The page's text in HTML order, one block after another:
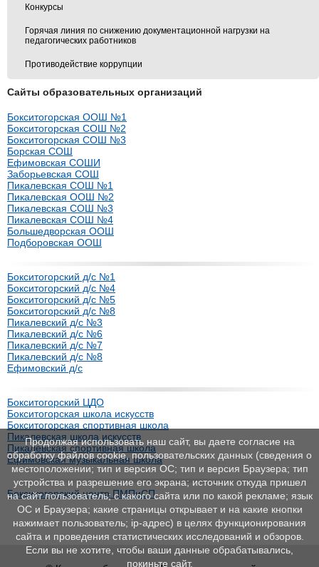
Конкурсы
Горячая линия по снижению документационной нагрузки на
педагогических работников
Противодействие коррупции
Сайты образовательных организаций
Бокситогорская ООШ №1
Бокситогорская СОШ №2
Бокситогорская СОШ №3
Борская СОШ
Ефимовская СОШИ
Заборьевская СОШ
Пикалевская СОШ №1
Пикалевская ООШ №2
Пикалевская СОШ №3
Пикалевская СОШ №4
Большедворская ООШ
Подборовская ООШ
Бокситогорский д/с №1
Бокситогорский д/с №4
Бокситогорский д/с №5
Бокситогорский д/с №8
Пикалевский д/с №3
Пикалевский д/с №6
Пикалевский д/с №7
Пикалевский д/с №8
Ефимовский д/с
Бокситогорский ЦДО
Бокситогорская школа искусств
Бокситогорская спортивная школа
Пикалевская школа искусств
Пикалевская спортивная школа
Ефимовская музыкальная школа
Бокситогорский центр ПМПиСП
Продолжая использовать наш сайт, вы даете согласие на
обработку файлов cookie, пользовательских данных (сведения о
местоположении; тип и версия ОС; тип и версия Браузера; тип
устройства и разрешение его экрана; источник откуда пришел
на сайт пользователь; с какого сайта или по какой рекламе; язык
ОС и Браузера; какие страницы открывает и на какие кнопки
нажимает пользователь; ip-адрес) в целях функционирования
сайта и проведения статистических исследований и обзоров.
Если вы не хотите, чтобы ваши данные обрабатывались,
покиньте сайт.